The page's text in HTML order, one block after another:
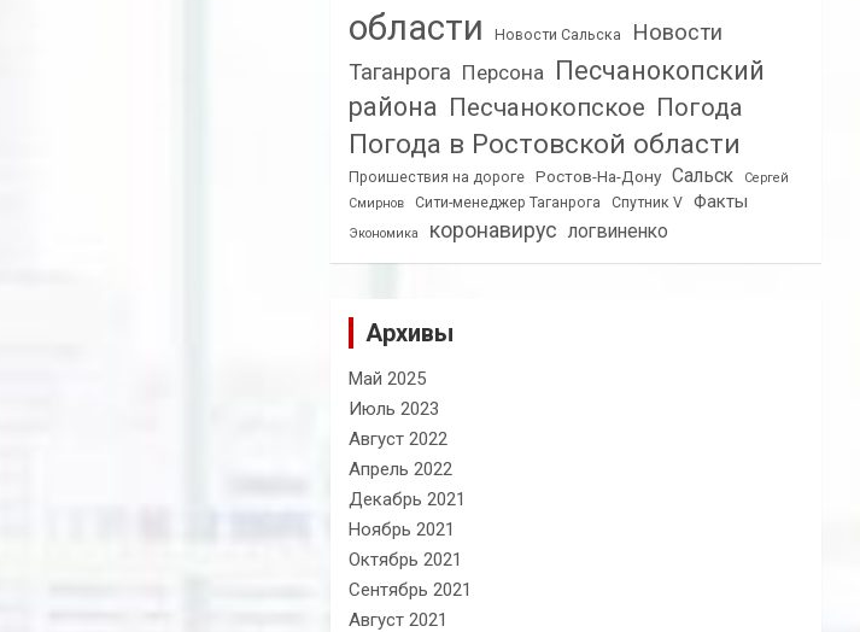
области
Новости Сальска
Новости
Таганрога Персона Песчанокопский
района Песчанокопское Погода
Погода в Ростовской области
Проишествия на дороге Ростов-На-Дону Сальск
Сергей
Смирнов
Сити-менеджер Таганрога Спутник V Факты
Экономика коронавирус логвиненко
Архивы
Май 2025
Июль 2023
Август 2022
Апрель 2022
Декабрь 2021
Ноябрь 2021
Октябрь 2021
Сентябрь 2021
Август 2021